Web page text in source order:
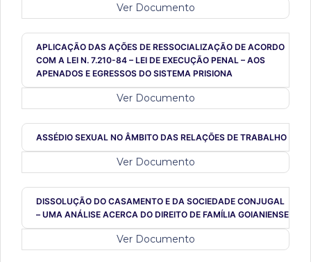
Ver Documento
APLICAÇÃO DAS AÇÕES DE RESSOCIALIZAÇÃO DE ACORDO
COM A LEI N. 7.210-84 – LEI DE EXECUÇÃO PENAL – AOS
APENADOS E EGRESSOS DO SISTEMA PRISIONA
Ver Documento
ASSÉDIO SEXUAL NO ÂMBITO DAS RELAÇÕES DE TRABALHO
Ver Documento
DISSOLUÇÃO DO CASAMENTO E DA SOCIEDADE CONJUGAL
– UMA ANÁLISE ACERCA DO DIREITO DE FAMÍLIA GOIANIENSE
Ver Documento